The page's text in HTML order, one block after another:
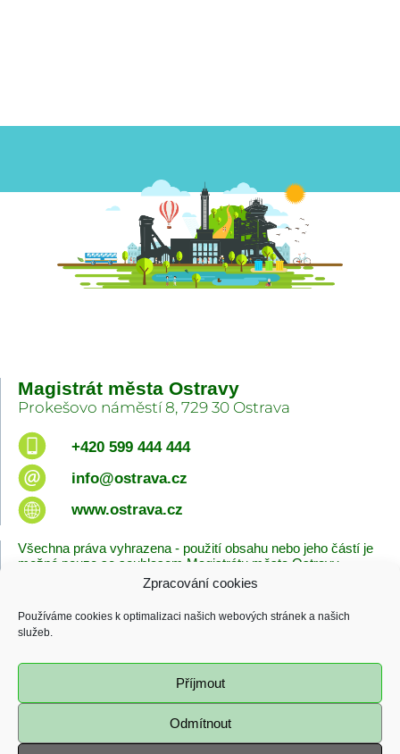
Zpracování cookies
Používáme cookies k optimalizaci našich webových stránek a našich
služeb.
Příjmout
Odmítnout
Magistrát města Ostravy
Prokešovo náměstí 8, 729 30 Ostrava
+420 599 444 444
info@ostrava.cz
www.ostrava.cz
Všechna práva vyhrazena - použití obsahu nebo jeho částí je
možné pouze se souhlasem Magistrátu města Ostravy.
Zásady cookies
Poslední změna